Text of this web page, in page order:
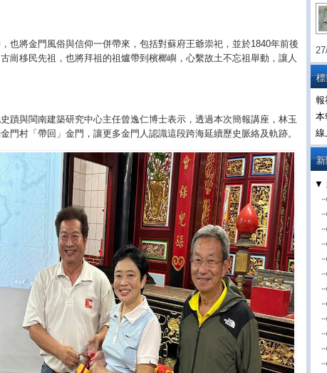
報
本
線
▼
也將金門風俗與信仰一併帶來，包括對蘇府王爺崇祀，並於1840年前後
崗移民先祖，也將拜祖的祖爐帶到檳榔嶼，心繫故土不忘祖舉動，讓人
蹟與閩南建築研究中心主任曾逸仁博士表示，透過本次簡報講座，林玉
門村「帶回」金門，讓更多金門人認識這段跨海延續歷史脈絡及軌跡。